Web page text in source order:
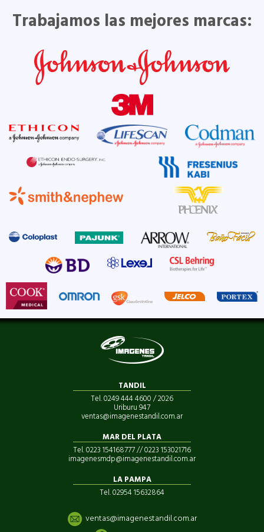
Trabajamos las mejores marcas:
TANDIL
Tel. 0249 444 4600 / 2026
Uriburu 947
ventas@imagenestandil.com.ar
MAR DEL PLATA
Tel. 0223 154168777 // 0223 153021716
imagenesmdp@imagenestandil.com.ar
LA PAMPA
Tel. 02954 15632864
ventas@imagenestandil.com.ar